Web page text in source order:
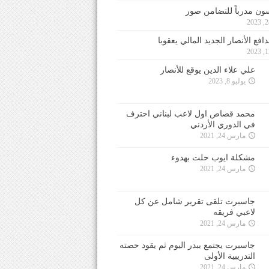
مدرباً للتضامن صور
الأنصار الجديد المالي يعقوبا
علي علاء الدين يوقع للأنصار
يوليو 8, 2023
محمد قصاص اول لاعب لبناني احترف
في الدوري الأردني
مارس 24, 2021
مشكلة ايوب حلت بهدوء
مارس 24, 2021
جاسبرت تلقى تقرير شامل عن كل
لاعبي فريقه
مارس 24, 2021
جاسبرت يجتمع ببدر اليوم ثم يقود حصته
التدريبية الأولى
مارس 24, 2021